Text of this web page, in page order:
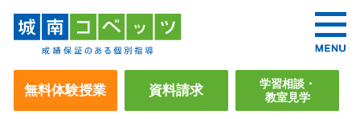
無料体験授業 資料請求
学習相談・
教室見学